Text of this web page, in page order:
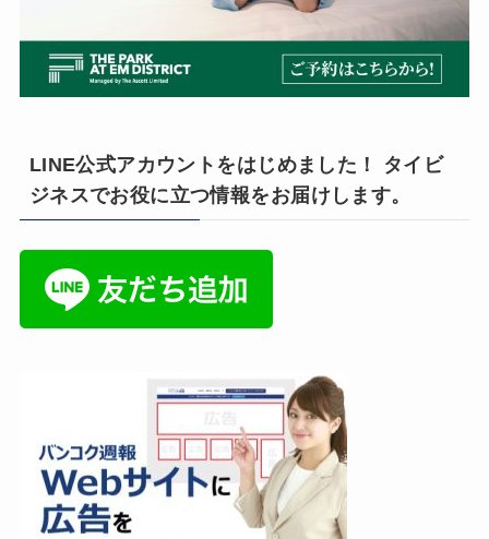
LINE公式アカウントをはじめました！ タイビ
ジネスでお役に立つ情報をお届けします。